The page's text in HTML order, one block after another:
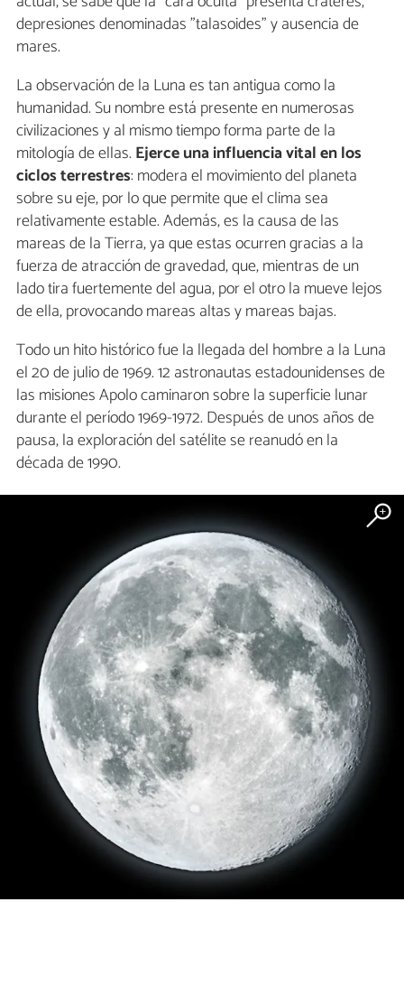
depresiones denominadas "talasoides" y ausencia de
mares.
La observación de la Luna es tan antigua como la
humanidad. Su nombre está presente en numerosas
civilizaciones y al mismo tiempo forma parte de la
mitología de ellas. Ejerce una influencia vital en los
ciclos terrestres: modera el movimiento del planeta
sobre su eje, por lo que permite que el clima sea
relativamente estable. Además, es la causa de las
mareas de la Tierra, ya que estas ocurren gracias a la
fuerza de atracción de gravedad, que, mientras de un
lado tira fuertemente del agua, por el otro la mueve lejos
de ella, provocando mareas altas y mareas bajas.
Todo un hito histórico fue la llegada del hombre a la Luna
el 20 de julio de 1969. 12 astronautas estadounidenses de
las misiones Apolo caminaron sobre la superficie lunar
durante el período 1969-1972. Después de unos años de
pausa, la exploración del satélite se reanudó en la
década de 1990.